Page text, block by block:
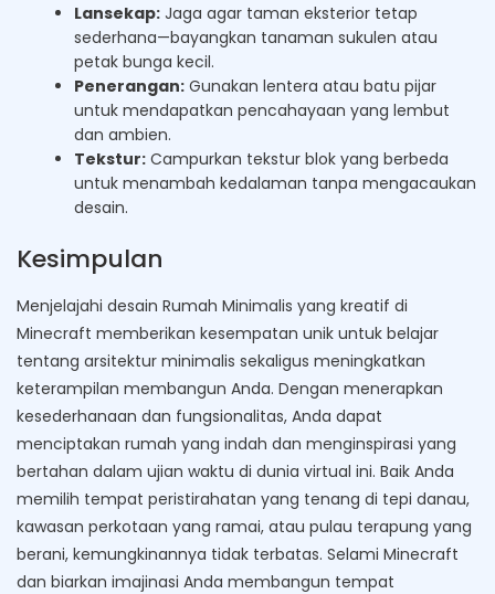
Lansekap: Jaga agar taman eksterior tetap
sederhana—bayangkan tanaman sukulen atau
petak bunga kecil.
Penerangan: Gunakan lentera atau batu pijar
untuk mendapatkan pencahayaan yang lembut
dan ambien.
Tekstur: Campurkan tekstur blok yang berbeda
untuk menambah kedalaman tanpa mengacaukan
desain.
Kesimpulan
Menjelajahi desain Rumah Minimalis yang kreatif di
Minecraft memberikan kesempatan unik untuk belajar
tentang arsitektur minimalis sekaligus meningkatkan
keterampilan membangun Anda. Dengan menerapkan
kesederhanaan dan fungsionalitas, Anda dapat
menciptakan rumah yang indah dan menginspirasi yang
bertahan dalam ujian waktu di dunia virtual ini. Baik Anda
memilih tempat peristirahatan yang tenang di tepi danau,
kawasan perkotaan yang ramai, atau pulau terapung yang
berani, kemungkinannya tidak terbatas. Selami Minecraft
dan biarkan imajinasi Anda membangun tempat